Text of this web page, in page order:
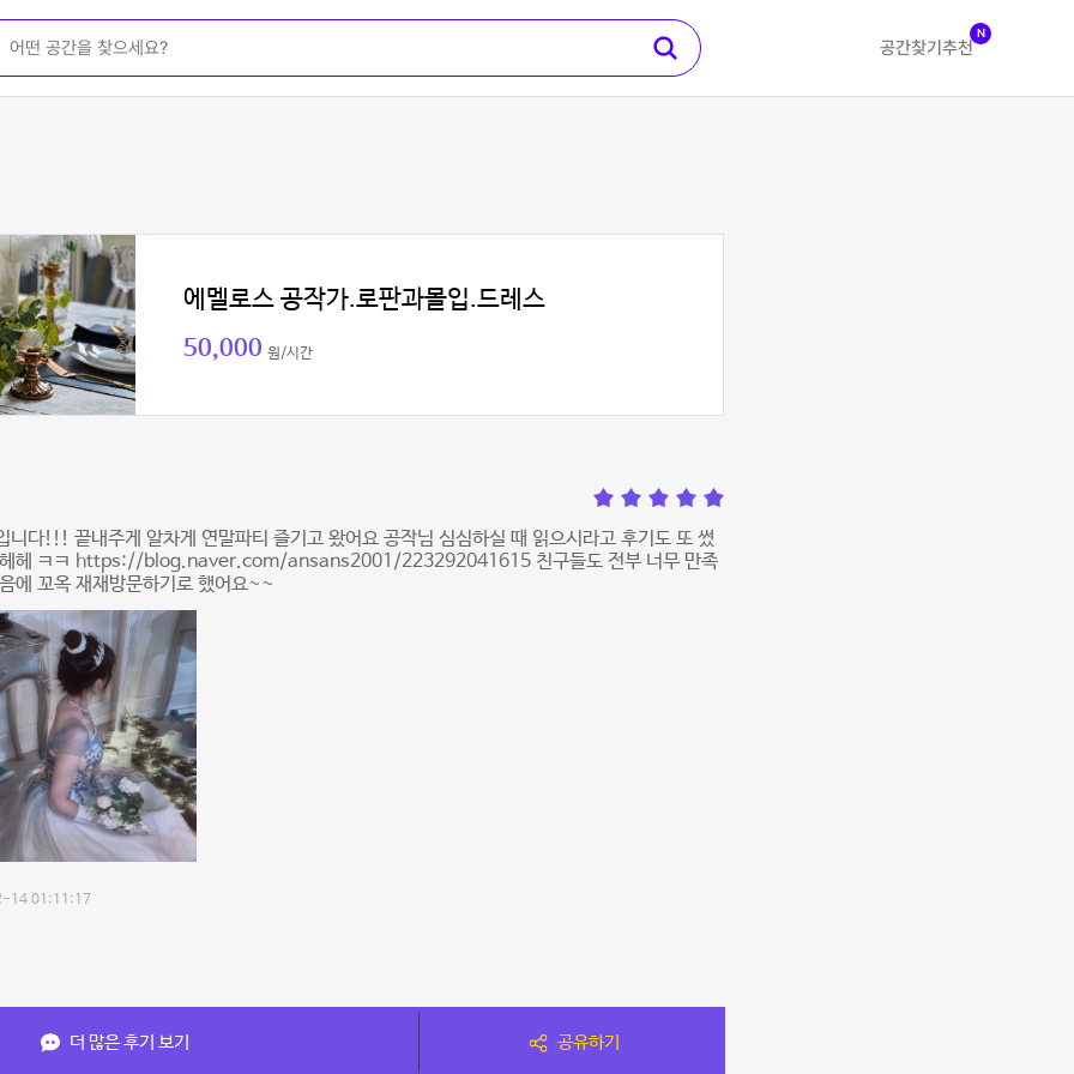
공간찾기 추천
N
에멜로스 공작가.로판과몰입.드레스
50,000 원/시간
니다!!! 끝내주게 알차게 연말파티 즐기고 왔어요 공작님 심심하실 때 읽으시라고 후기도 또 썼
헤 ㅋㅋ https://blog.naver.com/ansans2001/223292041615 친구들도 전부 너무 만족
에 꼬옥 재재방문하기로 했어요~~
14 01:11:17
더 많은 후기 보기 공유하기